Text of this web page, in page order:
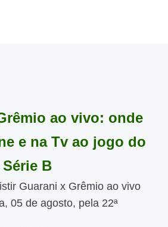
ao vivo: onde
e na Tv ao jogo do
B
Guarani x Grêmio ao vivo
05 de agosto, pela 22ª